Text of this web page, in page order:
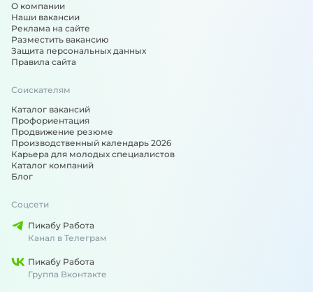
О компании
Наши вакансии
Реклама на сайте
Разместить вакансию
Защита персональных данных
Правила сайта
Соискателям
Каталог вакансий
Профориентация
Продвижение резюме
Производственный календарь 2026
Карьера для молодых специалистов
Каталог компаний
Блог
Соцсети
Пикабу Работа
Канал в Телеграм
Пикабу Работа
Группа Вконтакте